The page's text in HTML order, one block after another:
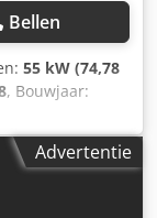
Bellen
55 kW (74,78
, Bouwjaar:
Technische
staat:
Advertentie